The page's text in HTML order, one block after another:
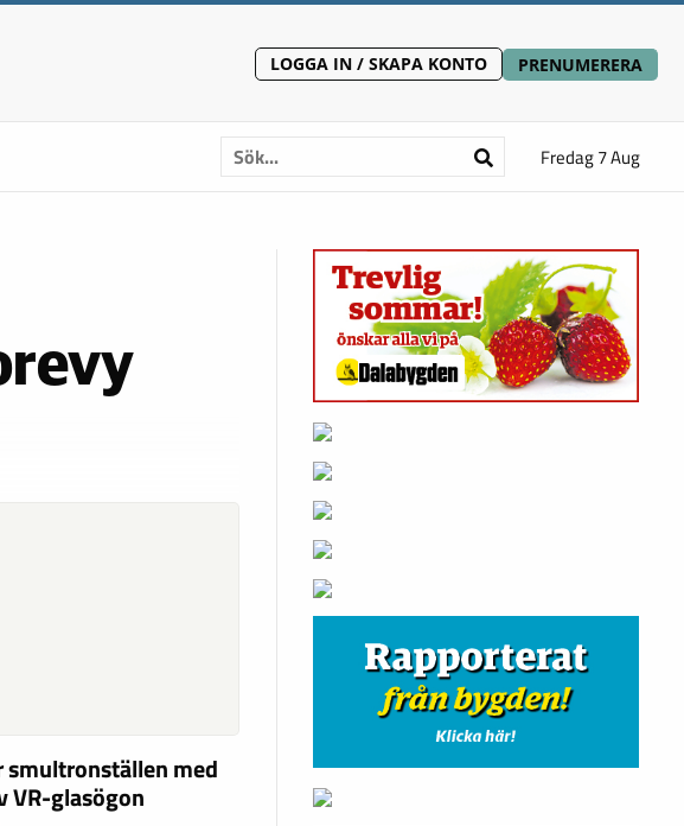
LOGGA IN / SKAPA KONTO PRENUMERERA
Fredag 7 Aug
smultronställen med
VR-glasögon